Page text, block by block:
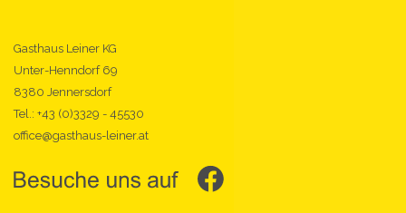
Gasthaus Leiner KG
Unter-Henndorf 69
8380 Jennersdorf
Tel.: +43 (0)3329 - 45530